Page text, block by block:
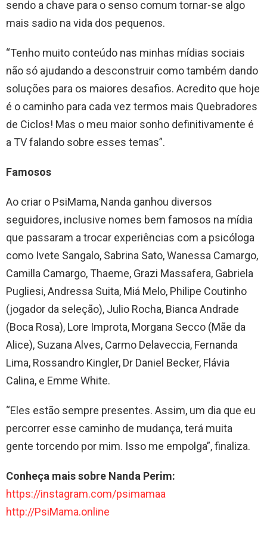
sendo a chave para o senso comum tornar-se algo
mais sadio na vida dos pequenos.
“Tenho muito conteúdo nas minhas mídias sociais
não só ajudando a desconstruir como também dando
soluções para os maiores desafios. Acredito que hoje
é o caminho para cada vez termos mais Quebradores
de Ciclos! Mas o meu maior sonho definitivamente é
a TV falando sobre esses temas”.
Famosos
Ao criar o PsiMama, Nanda ganhou diversos
seguidores, inclusive nomes bem famosos na mídia
que passaram a trocar experiências com a psicóloga
como Ivete Sangalo, Sabrina Sato, Wanessa Camargo,
Camilla Camargo, Thaeme, Grazi Massafera, Gabriela
Pugliesi, Andressa Suita, Miá Melo, Philipe Coutinho
(jogador da seleção), Julio Rocha, Bianca Andrade
(Boca Rosa), Lore Improta, Morgana Secco (Mãe da
Alice), Suzana Alves, Carmo Delaveccia, Fernanda
Lima, Rossandro Kingler, Dr Daniel Becker, Flávia
Calina, e Emme White.
“Eles estão sempre presentes. Assim, um dia que eu
percorrer esse caminho de mudança, terá muita
gente torcendo por mim. Isso me empolga”, finaliza.
Conheça mais sobre Nanda Perim:
https://instagram.com/psimamaa
http://PsiMama.online